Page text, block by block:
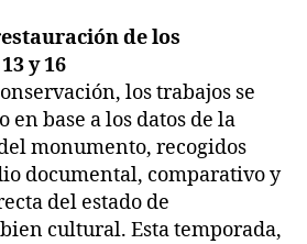
de los
y 16
los trabajos se
en base a los datos de la
monumento, recogidos
documental, comparativo y
del estado de
cultural. Esta temporada,